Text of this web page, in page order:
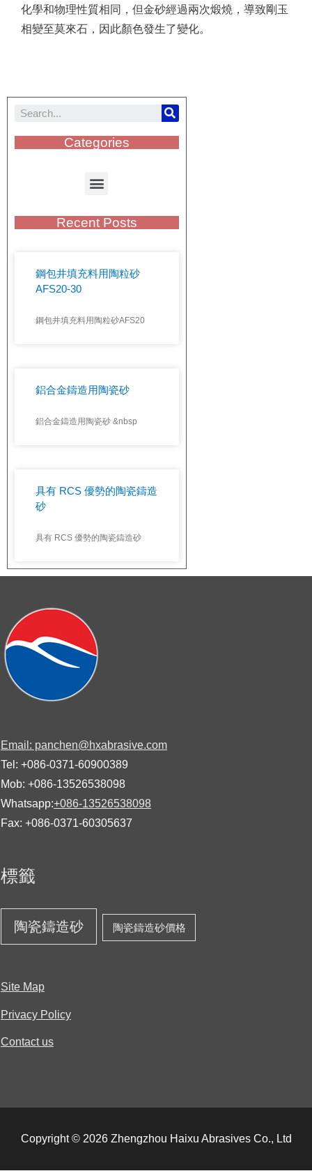
化學和物理性質相同，但金砂經過兩次煅燒，導致剛玉
相變至莫來石，因此顏色發生了變化。
Categories
Recent Posts
鋼包井填充料用陶粒砂
AFS20-30
鋼包井填充料用陶粒砂AFS20
鋁合金鑄造用陶瓷砂
鋁合金鑄造用陶瓷砂 &nbsp
具有 RCS 優勢的陶瓷鑄造
砂
具有 RCS 優勢的陶瓷鑄造砂
Email: panchen@hxabrasive.com
Tel: +086-0371-60900389
Mob: +086-13526538098
Whatsapp:+086-13526538098
Fax: +086-0371-60305637
標籤
陶瓷鑄造砂 陶瓷鑄造砂價格
Site Map
Privacy Policy
Contact us
Copyright © 2026 Zhengzhou Haixu Abrasives Co., Ltd